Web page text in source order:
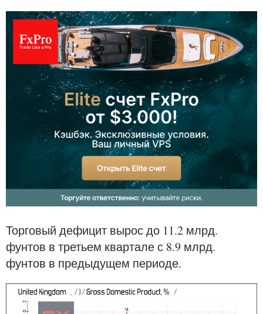
Торговый дефицит вырос до 11.2 млрд.
фунтов в третьем квартале с 8.9 млрд.
фунтов в предыдущем периоде.